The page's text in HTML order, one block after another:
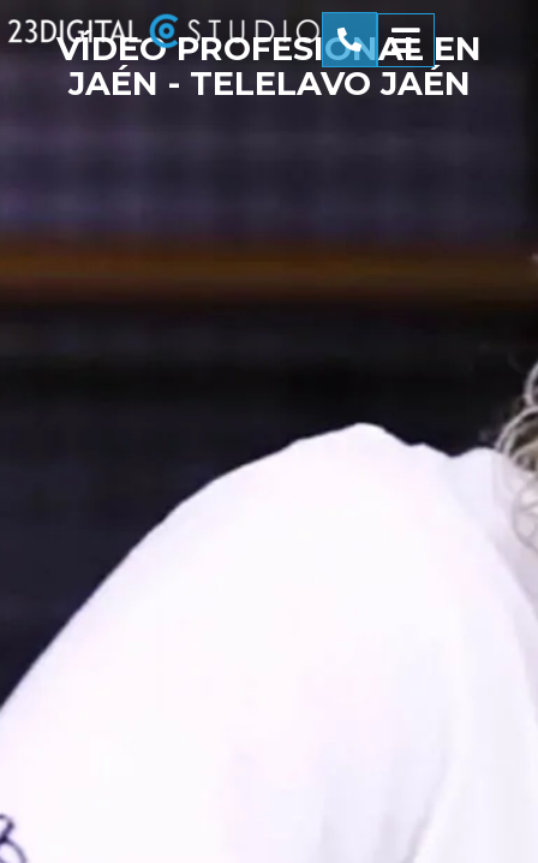
VÍDEO PROFESIONAL EN
JAÉN - TELELAVO JAÉN